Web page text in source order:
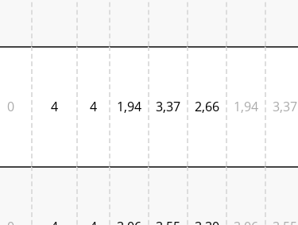
0 4 4 1,94 3,37 2,66 1,94 3,37